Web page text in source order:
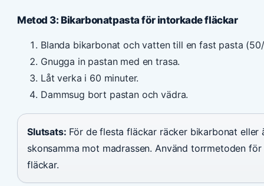
Metod 3: Bikarbonatpasta för intorkade fläckar
Blanda bikarbonat och vatten till en fast pasta
Gnugga in pastan med en trasa.
Låt verka i 60 minuter.
Dammsug bort pastan och vädra.
Slutsats: För de flesta fläckar räcker bikarbonat
skonsamma mot madrassen. Använd torrmetoden
fläckar.